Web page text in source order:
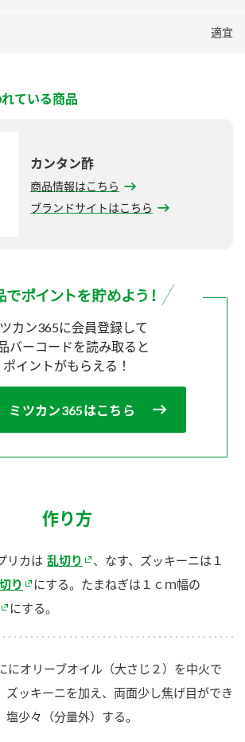
適宜
ている商品
カンタン酢
商品情報はこちら
ブランドサイトはこちら
カン365に会員登録して
バーコードを読み取ると
ポイントがもらえる！
ミツカン365はこちら
作り方
リカは 乱切り
、なす、ズッキーニは１
り
にする。たまねぎは１ｃｍ幅の
にする。
にオリーブオイル（大さじ２）を中火で
ズッキーニを加え、両面少し焦げ目ができ
塩少々（分量外）する。